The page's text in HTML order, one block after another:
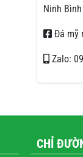
Ninh Bình
Đá mỹ
Zalo:
CHỈ